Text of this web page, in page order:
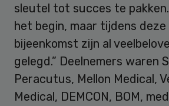
sleutel tot succes te
het begin, maar tijdens
bijeenkomst zijn al
gelegd.” Deelnemers waren
Peracutus, Mellon Medical,
Medical, DEMCON, BOM,